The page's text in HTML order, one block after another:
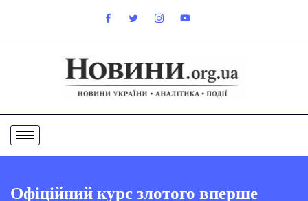
Офіційний курс злотого вперше